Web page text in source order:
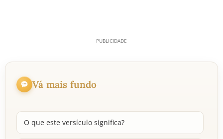
Vá mais fundo
O que este versículo significa?